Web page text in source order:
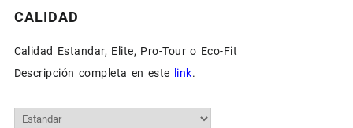
CALIDAD
Calidad Estandar, Elite, Pro-Tour o Eco-Fit
Descripción completa en este
link.